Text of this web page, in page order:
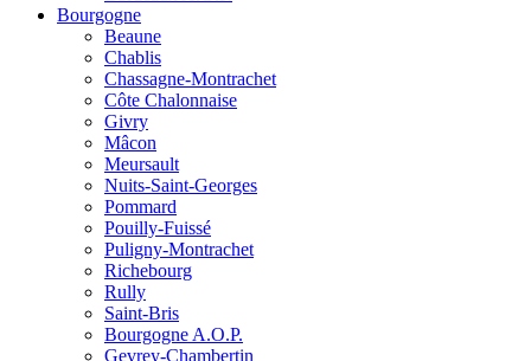
Bourgogne
Beaune
Chablis
Chassagne-Montrachet
Côte Chalonnaise
Givry
Mâcon
Meursault
Nuits-Saint-Georges
Pommard
Pouilly-Fuissé
Puligny-Montrachet
Richebourg
Rully
Saint-Bris
Bourgogne A.O.P.
Gevrey-Chambertin